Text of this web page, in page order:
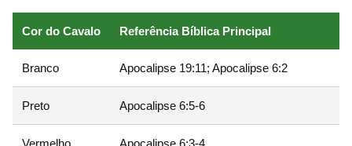
Cor do Cavalo Referência Bíblica Principal
Branco Apocalipse 19:11; Apocalipse 6:2
Preto Apocalipse 6:5-6
Vermelho Apocalipse 6:3-4